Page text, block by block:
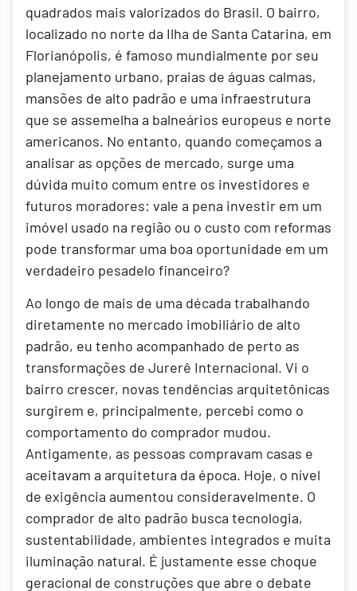
quadrados mais valorizados do Brasil. O bairro,
localizado no norte da Ilha de Santa Catarina, em
Florianópolis, é famoso mundialmente por seu
planejamento urbano, praias de águas calmas,
mansões de alto padrão e uma infraestrutura
que se assemelha a balneários europeus e norte
americanos. No entanto, quando começamos a
analisar as opções de mercado, surge uma
dúvida muito comum entre os investidores e
futuros moradores: vale a pena investir em um
imóvel usado na região ou o custo com reformas
pode transformar uma boa oportunidade em um
verdadeiro pesadelo financeiro?
Ao longo de mais de uma década trabalhando
diretamente no mercado imobiliário de alto
padrão, eu tenho acompanhado de perto as
transformações de Jurerê Internacional. Vi o
bairro crescer, novas tendências arquitetônicas
surgirem e, principalmente, percebi como o
comportamento do comprador mudou.
Antigamente, as pessoas compravam casas e
aceitavam a arquitetura da época. Hoje, o nível
de exigência aumentou consideravelmente. O
comprador de alto padrão busca tecnologia,
sustentabilidade, ambientes integrados e muita
iluminação natural. É justamente esse choque
geracional de construções que abre o debate